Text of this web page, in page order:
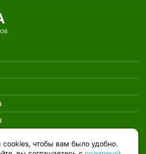
чтобы вам было удобно.